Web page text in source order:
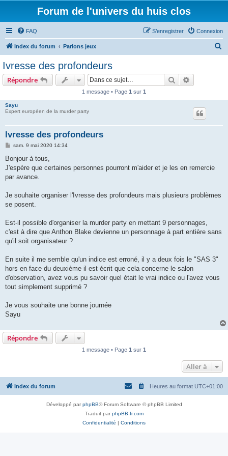
Forum de l'univers du huis clos
FAQ Connexion
S’enregistrer
Index du forum Parlons jeux
Ivresse des profondeurs
Répondre Rechercher
1 message • Page 1 sur 1
Sayu
Expert européen de la murder party
Ivresse des profondeurs
M
s
a
g
sam. 9 mai 2020 14:34
Bonjour à tous,
J'espère que certaines personnes pourront m'aider et je les en remercie
par avance.
Je souhaite organiser l'Ivresse des profondeurs mais plusieurs problèmes
se posent.
Est-il possible d'organiser la murder party en mettant 9 personnages,
c'est à dire que Anthon Blake devienne un personnage à part entière sans
qu'il soit organisateur ?
En suite il me semble qu'un indice est erroné, il y a deux fois le "SAS 3"
hors en face du deuxième il est écrit que cela concerne le salon
d'observation, avez vous pu savoir quel était le vrai indice ou l'avez vous
tout simplement supprimé ?
Je vous souhaite une bonne journée
Sayu
Répondre
1 message • Page 1 sur 1
Aller à
Index du forum Heures au format UTC+01:00
Développé parphpBB® Forum Software © phpBB Limited
Traduit parphpBB-fr.com
Confidentialité | Conditions